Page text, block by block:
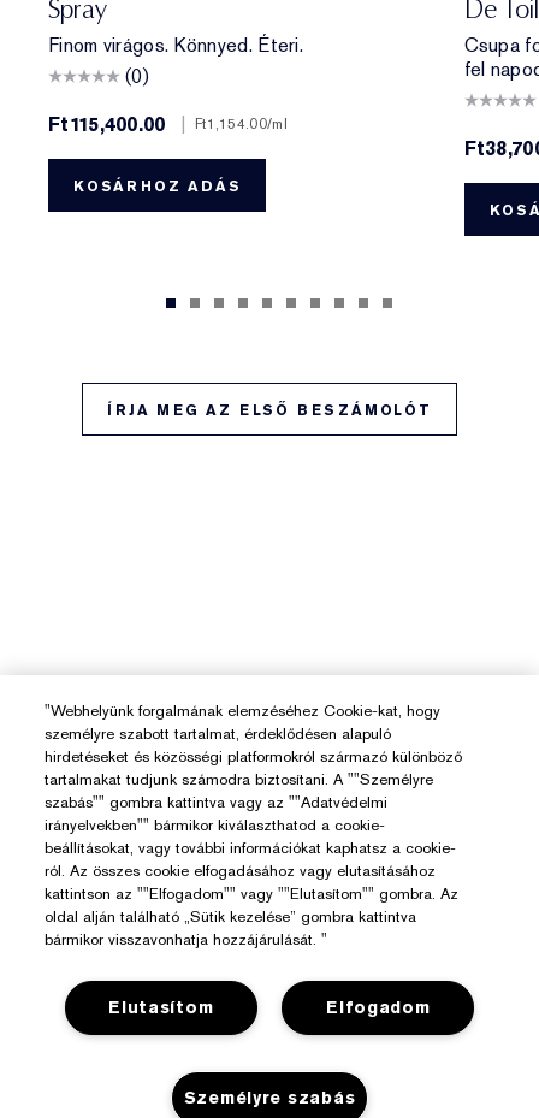
Spray
Finom virágos. Könnyed. Éteri.
(0)
Ft115,400.00
| Ft1,154.00/ml
KOSÁRHOZ ADÁS
De
Csupa
fel
ÍRJA MEG AZ ELSŐ BESZÁMOLÓT
Segítségre Van Szükséged?
"Webhelyünk forgalmának elemzéséhez Cookie-kat, hogy
személyre szabott tartalmat, érdeklődésen alapuló
hirdetéseket és közösségi platformokról származó különböző
tartalmakat tudjunk számodra biztosítani. A ""Személyre
szabás"" gombra kattintva vagy az ""Adatvédelmi
irányelvekben"" bármikor kiválaszthatod a cookie-
beállításokat, vagy további információkat kaphatsz a cookie-
ról. Az összes cookie elfogadásához vagy elutasításához
kattintson az ""Elfogadom"" vagy ""Elutasítom"" gombra. Az
oldal alján található „Sütik kezelése” gombra kattintva
bármikor visszavonhatja hozzájárulását. "
Elfogadom
Elutasítom
Személyre szabás